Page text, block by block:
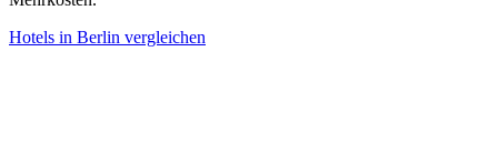
Hotels in Berlin vergleichen